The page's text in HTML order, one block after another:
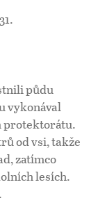
půdu
vykonával
protektorátu.
od vsi, takže
zatímco
lesích.